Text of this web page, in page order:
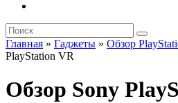
Главная » Гаджеты » Обзор
PlayStation VR
Обзор Sony